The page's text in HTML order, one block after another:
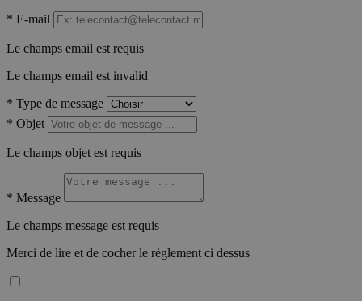
* E-mail
Le champs email est requis
Le champs email est invalid
* Type de message
* Objet
Le champs objet est requis
* Message
Le champs message est requis
Merci de lire et de cocher le règlement ci dessus